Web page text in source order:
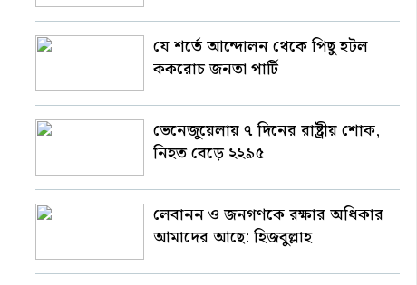
যে শর্তে আন্দোলন থেকে পিছু হটল
ককরোচ জনতা পার্টি
ভেনেজুয়েলায় ৭ দিনের রাষ্ট্রীয় শোক,
নিহত বেড়ে ২২৯৫
লেবানন ও জনগণকে রক্ষার অধিকার
আমাদের আছে: হিজবুল্লাহ